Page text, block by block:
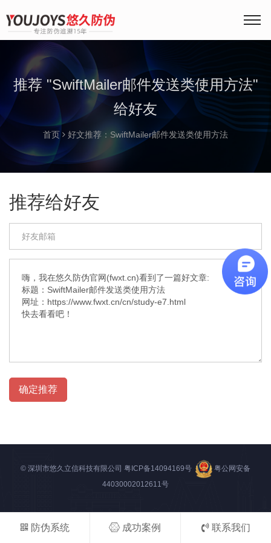
推荐 "SwiftMailer邮件发送类使用方法"
给好友
首页 好文推荐：SwiftMailer邮件发送类使用方法
推荐给好友
确定推荐
© 深圳市悠久立信科技有限公司 粤ICP备14094169号
粤公网安备
44030002012611号
防伪系统 成功案例 联系我们